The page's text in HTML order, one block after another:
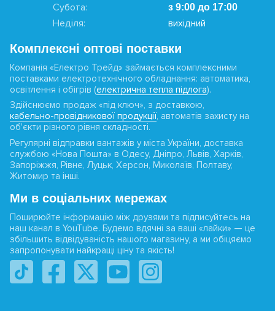
Субота: з 9:00 до 17:00
Неділя: вихідний
Комплексні оптові поставки
Компанія «Електро Трейд» займається комплексними
поставками електротехнічного обладнання: автоматика,
освітлення і обігрів (електрична тепла підлога).
Здійснюємо продаж «під ключ», з доставкою,
кабельно-провідникової продукції, автоматів захисту на
об'єкти різного рівня складності.
Регулярні відправки вантажів у міста України, доставка
службою «Нова Пошта» в Одесу, Дніпро, Львів, Харків,
Запоріжжя, Рівне, Луцьк, Херсон, Миколаїв, Полтаву,
Житомир та інші.
Ми в соціальних мережах
Поширюйте інформацію між друзями та підписуйтесь на
наш канал в YouTube. Будемо вдячні за ваші «лайки» — це
збільшить відвідуваність нашого магазину, а ми обіцяємо
запропонувати найкращі ціну та якість!